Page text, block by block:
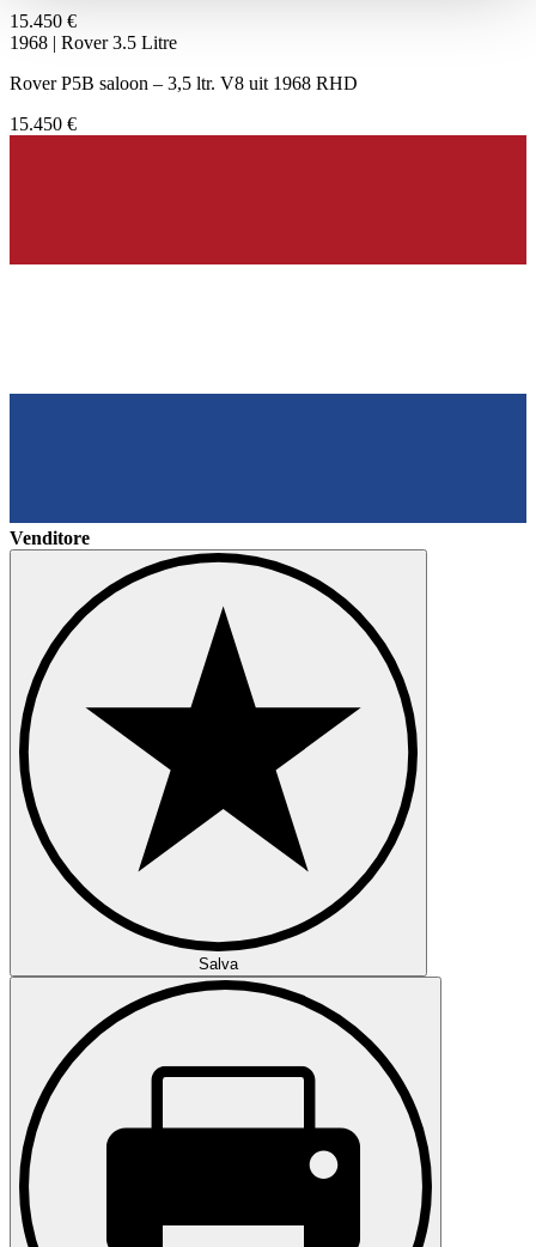
haben oder die sie im Rahmen Ihrer Nutzung der Dienste
gesammelt haben.
15.450 €
1968 | Rover 3.5 Litre
Rover P5B saloon – 3,5 ltr. V8 uit 1968 RHD
15.450 €
Venditore
Salva